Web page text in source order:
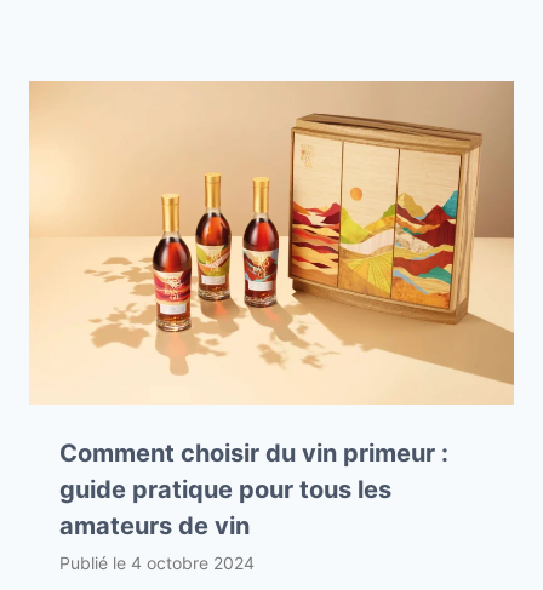
Comment choisir du vin primeur :
guide pratique pour tous les
amateurs de vin
Publié le 4 octobre 2024